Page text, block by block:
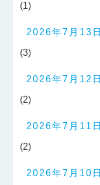
(1)
2026年7月13日
(3)
2026年7月12日
(2)
2026年7月11日
(2)
2026年7月10日